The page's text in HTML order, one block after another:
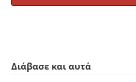
Διάβασε και αυτά